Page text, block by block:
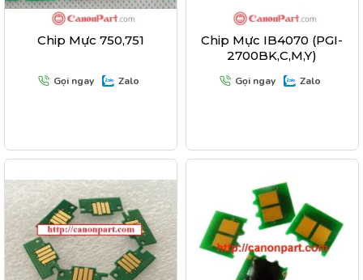
Chip Mực 750,751
Gọi ngay Zalo
Chip Mực IB4070 (PGI-
2700BK,C,M,Y)
Gọi ngay Zalo